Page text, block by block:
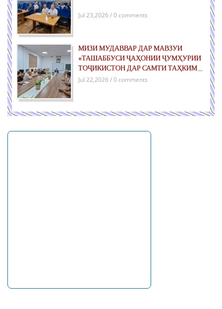
Jul 23,2026 / 0 comments
МИЗИ МУДАВВАР ДАР МАВЗУИ
«ТАШАББУСИ ҶАҲОНИИ ҶУМҲУРИИ
ТОҶИКИСТОН ДАР САМТИ ТАҲКИМИ
СУЛҲ БАРОИ НАСЛҲОИ ОЯНДА»
Jul 22,2026 / 0 comments